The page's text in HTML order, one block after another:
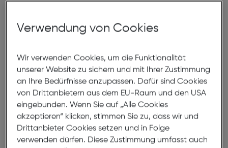
Produktbeschreibung
Eufy Sensor gray+white
ArtNr.: 689997546
2 JAHRE AKKULAUFZEIT: Eine starke CR-123A Batterie
garantiert Leistung für bis zu 730 Tage.
FÜR TÜREN UND FENSTER: Das kompakte Design
passt an jede Tür und an jeden Fensterrahmen.
Verwendung von Cookies
Wir verwenden Cookies, um die Funktionalität
unserer Website zu sichern und mit Ihrer Zustimmung
an Ihre Bedürfnisse anzupassen. Dafür sind Cookies
von Drittanbietern aus dem EU-Raum und den USA
eingebunden. Wenn Sie auf „Alle Cookies
akzeptieren“ klicken, stimmen Sie zu, dass wir und
Drittanbieter Cookies setzen und in Folge
verwenden dürfen. Diese Zustimmung umfasst auch